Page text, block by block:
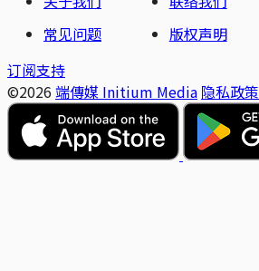
常见问题
版权声明
订阅支持
©2026 端傳媒 Initium Media 隐私政策